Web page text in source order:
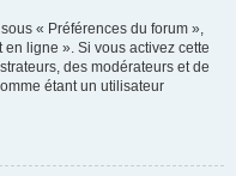
« Préférences du forum »,
ligne ». Si vous activez cette
des modérateurs et de
étant un utilisateur